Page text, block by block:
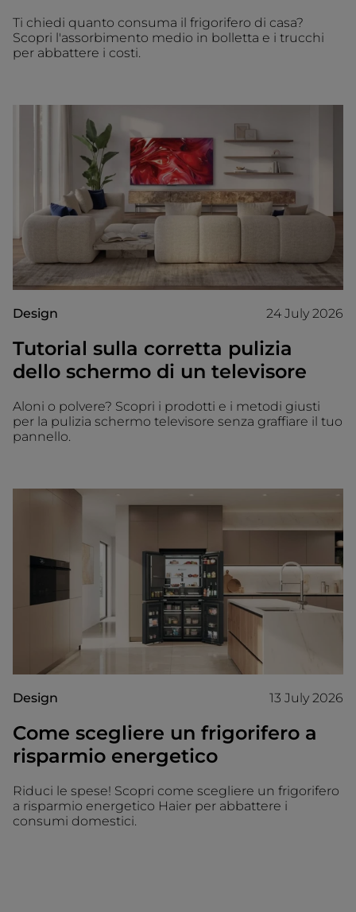
Ti chiedi quanto consuma il frigorifero di casa?
Scopri l'assorbimento medio in bolletta e i trucchi
per abbattere i costi.
Design 24 July 2026
Tutorial sulla corretta pulizia
dello schermo di un televisore
Aloni o polvere? Scopri i prodotti e i metodi giusti
per la pulizia schermo televisore senza graffiare il tuo
pannello.
Design 13 July 2026
Come scegliere un frigorifero a
risparmio energetico
Riduci le spese! Scopri come scegliere un frigorifero
a risparmio energetico Haier per abbattere i
consumi domestici.